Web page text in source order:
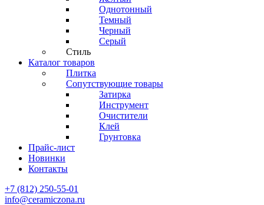
Однотонный
Темный
Черный
Серый
Стиль
Каталог товаров
Плитка
Сопутствующие товары
Затирка
Инструмент
Очистители
Клей
Грунтовка
Прайс-лист
Новинки
Контакты
+7 (812) 250-55-01
info@ceramiczona.ru